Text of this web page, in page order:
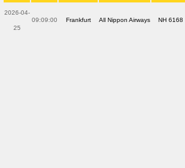
2026-04-
25
09:09:00 Frankfurt All Nippon Airways NH 6168